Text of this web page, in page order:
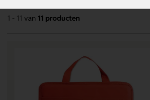
1 - 11 van 11 producten